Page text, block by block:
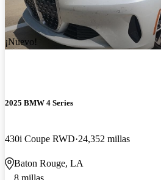
¡Nuevo!
2025 BMW 4 Series
430i Coupe RWD 24,352 millas
Baton Rouge, LA